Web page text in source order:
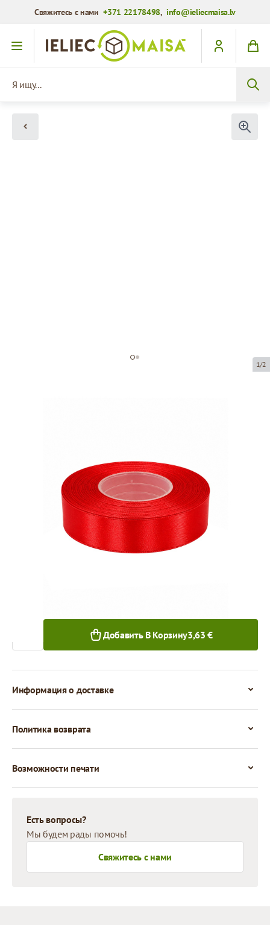
Свяжитесь с нами+371 22178498,info@ieliecmaisa.lv
Перейти к содержимому
1/2
Tовар можно получить в пункте выдачи.
Цена за 1 штуку
3,63 €
Добавить В Корзину3,63 €
Информация о доставке
Политика возврата
Возможности печати
Есть вопросы?
Мы будем рады помочь!
Свяжитесь с нами